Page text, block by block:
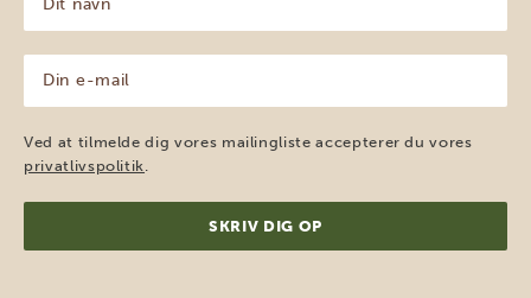
navn
(Påkrævet)
mail
(Påkrævet)
Ved at tilmelde dig vores mailingliste accepterer du vores
privatlivspolitik